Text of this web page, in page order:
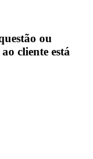
ou
cliente está